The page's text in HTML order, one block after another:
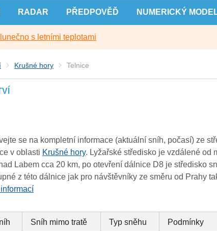
RADAR PŘEDPOVĚĎ NUMERICKÝ
s letními teplotami
Krušné hory Telnice
se na kompletní informace (aktuální sníh, počasí) ze
v oblasti Krušné hory. Lyžařské středisko je vzdálené od
Labem cca 20 km, po otevření dálnice D8 je středisko
z této dálnice jak pro návštěvníky ze směru od Prahy
Sníh mimo tratě Typ sněhu Podmínky